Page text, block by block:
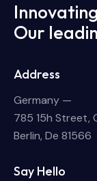
Our
Address
Germany —
785 15h Street,
Berlin, De 81566
Say Hello